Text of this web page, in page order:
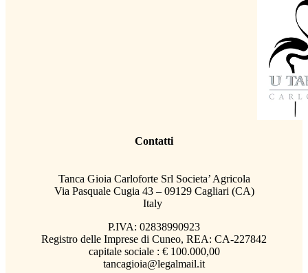
Contatti
Tanca Gioia Carloforte Srl Societa’ Agricola
Via Pasquale Cugia 43 – 09129 Cagliari (CA)
Italy
P.IVA: 02838990923
Registro delle Imprese di Cuneo, REA: CA-227842
capitale sociale : € 100.000,00
tancagioia@legalmail.it